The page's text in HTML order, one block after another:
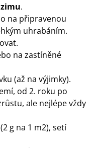
.
na připravenou
uhrabáním.
na zastíněné
(až na výjimky).
od 2. roku po
ale nejlépe vždy
g na 1 m2), setí